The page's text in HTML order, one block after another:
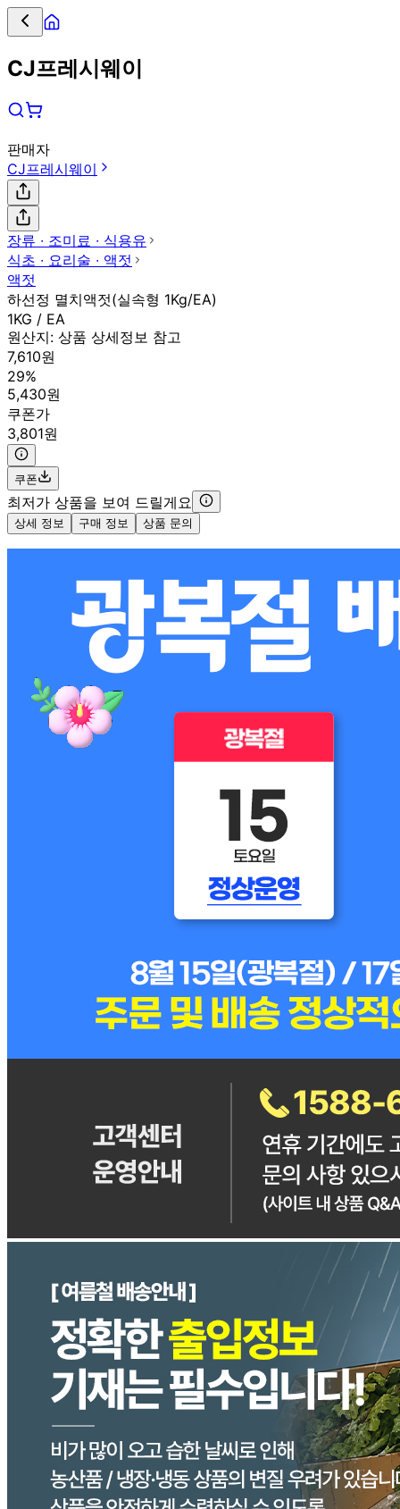
CJ프레시웨이
판매자
CJ프레시웨이
장류 ∙ 조미료 ∙ 식용유
식초 ∙ 요리술 ∙ 액젓
액젓
하선정 멸치액젓(실속형 1Kg/EA)
1KG / EA
원산지: 상품 상세정보 참고
7,610원
29%
5,430원
쿠폰가
3,801원
쿠폰
최저가 상품을 보여 드릴게요
상세 정보 구매 정보 상품 문의